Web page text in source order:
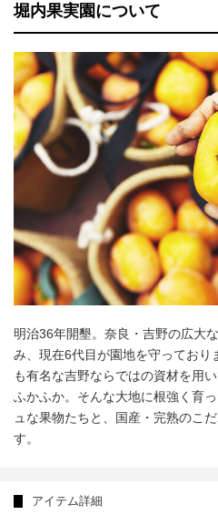
堀内果実園について
明治36年開墾。奈良・吉野の広大
み、現在6代目が園地を守ってお
も有名な吉野ならではの資材を用
ふかふか。そんな大地に根強く育
ュな果物たちと、国産・完熟のこ
す。
アイテム詳細